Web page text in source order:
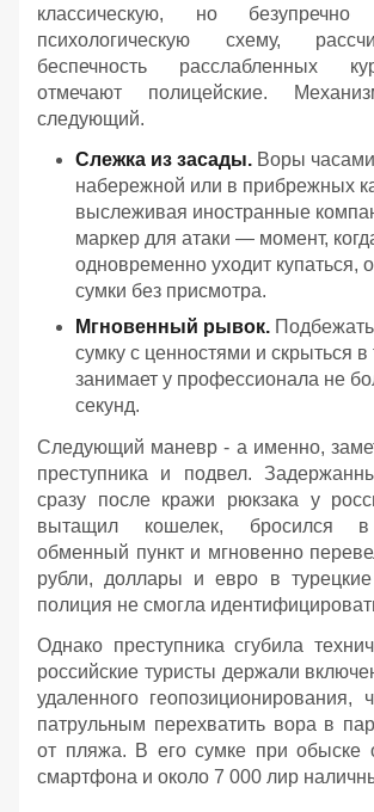
классическую, но безупречно
психологическую схему,
беспечность расслабленных
отмечают полицейские.
следующий.
Слежка из засады. Воры
набережной или в прибрежных
выслеживая иностранные
маркер для атаки — момент,
одновременно уходит купаться,
сумки без присмотра.
Мгновенный рывок.
сумку с ценностями и скрыться в
занимает у профессионала не
секунд.
Следующий маневр - а именно,
преступника и подвел.
сразу после кражи рюкзака у
вытащил кошелек, бросился
обменный пункт и мгновенно
рубли, доллары и евро в
полиция не смогла
Однако преступника сгубила
российские туристы держали
удаленного геопозиционирования,
патрульным перехватить вора в
от пляжа. В его сумке при обыске
смартфона и около 7 000 лир